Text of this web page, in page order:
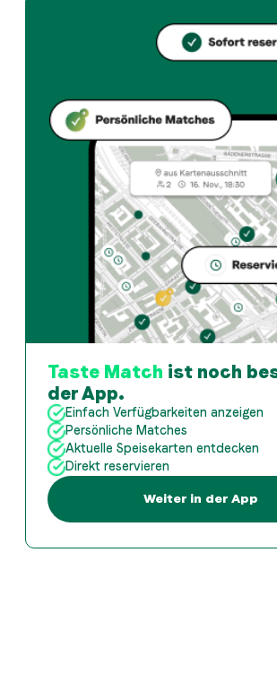
Reserviere direkt über die
Wann ist Antalya restaurant geöffnet?
Die Taste Match App analysiert
Taste Match ist noch
der App.
Einfach Verfügbarkeiten anzeigen
Persönliche Matches
Aktuelle Speisekarten entdecken
Direkt reservieren
Weiter in der App